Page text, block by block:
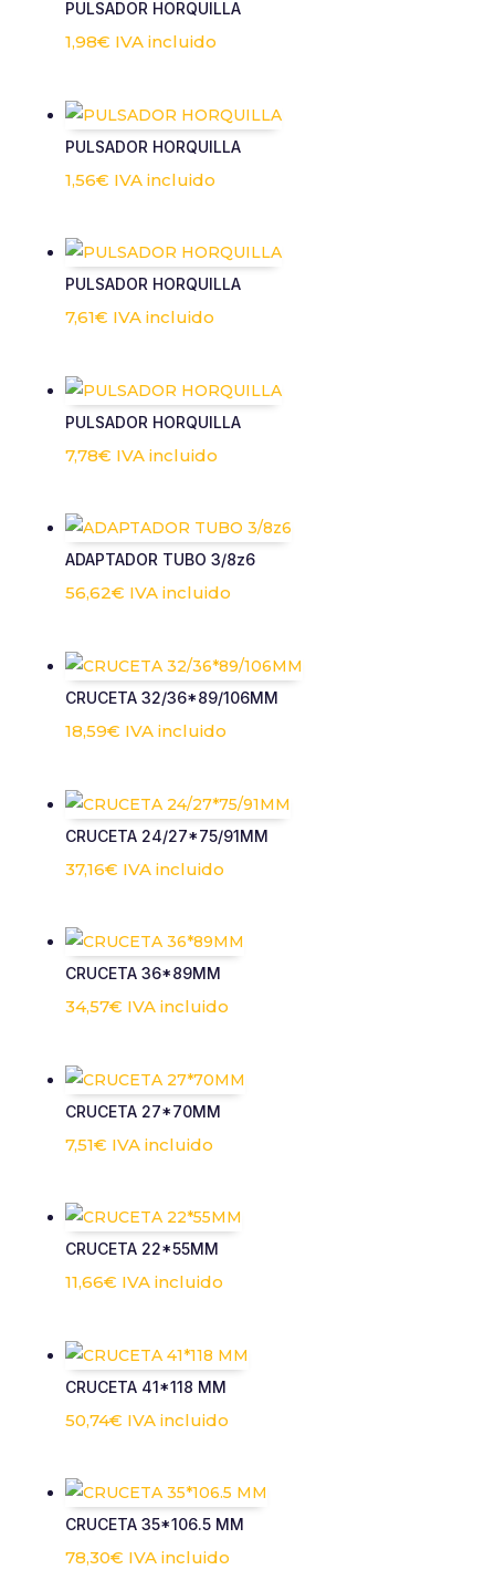
PULSADOR HORQUILLA
1,98€ IVA incluido
PULSADOR HORQUILLA
1,56€ IVA incluido
PULSADOR HORQUILLA
7,61€ IVA incluido
PULSADOR HORQUILLA
7,78€ IVA incluido
ADAPTADOR TUBO 3/8z6
56,62€ IVA incluido
CRUCETA 32/36*89/106MM
18,59€ IVA incluido
CRUCETA 24/27*75/91MM
37,16€ IVA incluido
CRUCETA 36*89MM
34,57€ IVA incluido
CRUCETA 27*70MM
7,51€ IVA incluido
CRUCETA 22*55MM
11,66€ IVA incluido
CRUCETA 41*118 MM
50,74€ IVA incluido
CRUCETA 35*106.5 MM
78,30€ IVA incluido